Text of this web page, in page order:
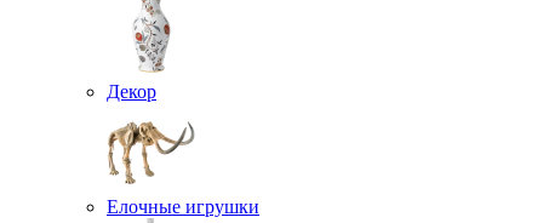
Декор
Елочные игрушки